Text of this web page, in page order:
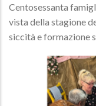
Centosessanta
vista della stagione
siccità e formazione